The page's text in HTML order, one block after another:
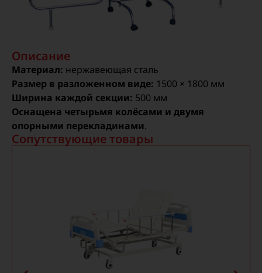
Описание
Материал: нержавеющая сталь
Размер в разложенном виде: 1500 × 1800 мм
Ширина каждой секции: 500 мм
Оснащена четырьмя колёсами и двумя
опорными перекладинами.
Сопутствующие товары